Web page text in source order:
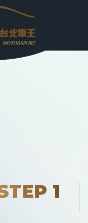
1